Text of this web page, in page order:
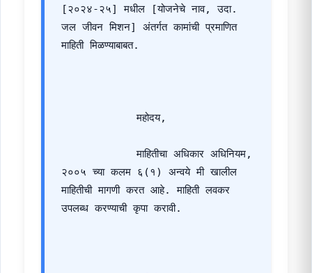
[२०२४-२५] मधील [योजनेचे नाव, उदा.
जल जीवन मिशन] अंतर्गत कामांची प्रमाणित
माहिती मिळण्याबाबत.
            महोदय,
            माहितीचा अधिकार अधिनियम,
२००५ च्या कलम ६(१) अन्वये मी खालील
माहितीची मागणी करत आहे. माहिती लवकर
उपलब्ध करण्याची कृपा करावी.